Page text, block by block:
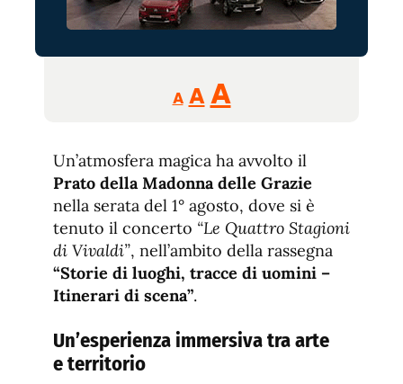
A
Reducir
tamaño
A Restablecer
tamaño
de
fuente
AAumentar
de
fuente.
Un’atmosfera magica ha avvolto il
Prato della Madonna delle Grazie
nella serata del 1° agosto, dove si è
tenuto il concerto “Le Quattro Stagioni
di Vivaldi”, nell’ambito della rassegna
“Storie di luoghi, tracce di uomini –
Itinerari di scena”.
Un’esperienza immersiva tra arte
e territorio